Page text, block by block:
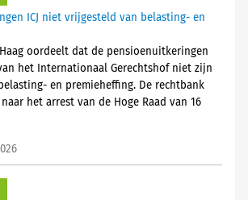
ICJ niet vrijgesteld van belasting- en
oordeelt dat de pensioenuitkeringen
het Internationaal Gerechtshof niet zijn
en premieheffing. De rechtbank
het arrest van de Hoge Raad van 16